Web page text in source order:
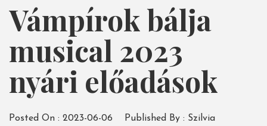
Vámpírok bálja
musical 2023
nyári előadások
Posted On : 2023-06-06 Published By : Szilvia